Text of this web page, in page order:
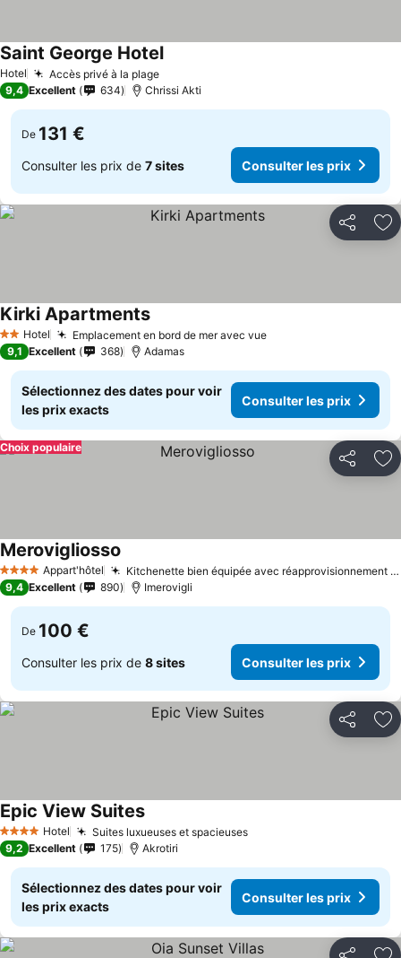
Hotel Accès privé à la plage
Saint George Hotel
9,4 Excellent 634 Chrissi Akti
De 131 €
Consulter les prix de 7 sites Consulter les prix
Partager
2 Étoiles
Hotel Emplacement en bord de mer avec vue
Kirki Apartments
9,1 Excellent 368 Adamas
Sélectionnez des dates pour voir
les prix exacts
Consulter les prix
Partager
Choix populaire
4 Étoiles Appart'hôtel Kitchenette bien équipée avec réapprovisionnement quotidien
Merovigliosso
9,4 Excellent 890 Imerovigli
De 100 €
Consulter les prix de 8 sites Consulter les prix
Partager
4 Étoiles Hotel Suites luxueuses et spacieuses
Epic View Suites
9,2 Excellent 175 Akrotiri
Sélectionnez des dates pour voir
les prix exacts
Consulter les prix